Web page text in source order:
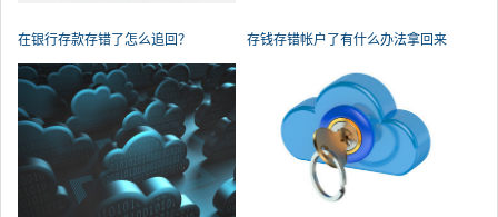
在银行存款存错了怎么追回？
存钱存错帐户了有什么办法拿回来